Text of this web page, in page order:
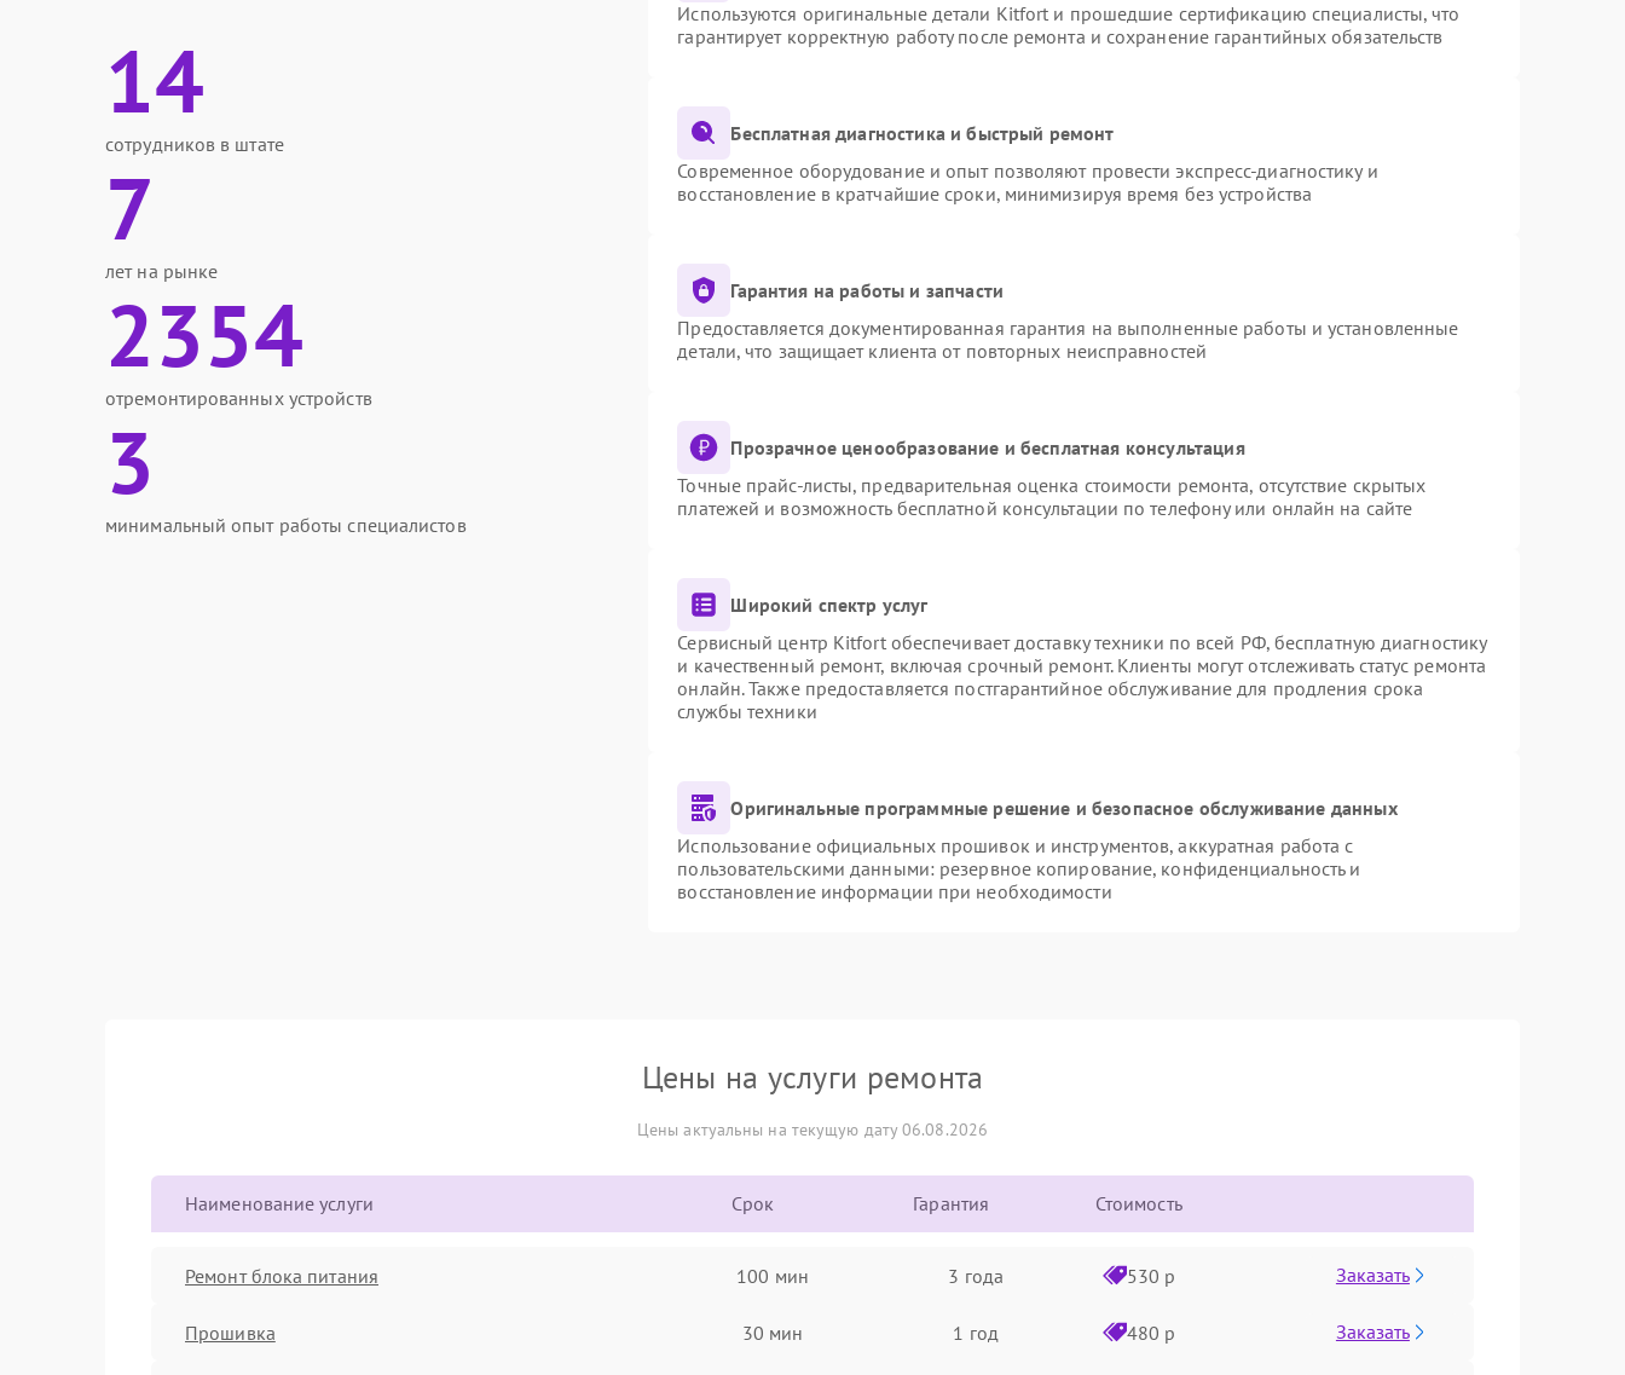
14
сотрудников в штате
7
лет на рынке
2354
отремонтированных устройств
3
минимальный опыт работы специалистов
Используются оригинальные детали Kitfort и прошедшие сертификацию специалисты, что
гарантирует корректную работу после ремонта и сохранение гарантийных обязательств
Бесплатная диагностика и быстрый ремонт
Современное оборудование и опыт позволяют провести экспресс-диагностику и
восстановление в кратчайшие сроки, минимизируя время без устройства
Гарантия на работы и запчасти
Предоставляется документированная гарантия на выполненные работы и установленные
детали, что защищает клиента от повторных неисправностей
Прозрачное ценообразование и бесплатная консультация
Точные прайс-листы, предварительная оценка стоимости ремонта, отсутствие скрытых
платежей и возможность бесплатной консультации по телефону или онлайн на сайте
Широкий спектр услуг
Сервисный центр Kitfort обеспечивает доставку техники по всей РФ, бесплатную диагностику
и качественный ремонт, включая срочный ремонт. Клиенты могут отслеживать статус ремонта
онлайн. Также предоставляется постгарантийное обслуживание для продления срока
службы техники
Оригинальные программные решение и безопасное обслуживание данных
Использование официальных прошивок и инструментов, аккуратная работа с
пользовательскими данными: резервное копирование, конфиденциальность и
восстановление информации при необходимости
Цены на услуги ремонта
Цены актуальны на текущую дату 06.08.2026
Наименование услуги Срок Гарантия Стоимость
Ремонт блока питания 100 мин 3 года 530 р Заказать
Прошивка 30 мин 1 год 480 р Заказать